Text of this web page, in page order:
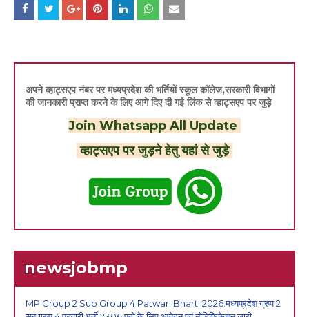
अपने व्हाट्सएप नंबर पर मध्यप्रदेश की भर्तियों स्कूल कॉलेज,सरकारी विभागों
की जानकारी प्राप्त करने के लिए आगे दिए दी गई लिंक से व्हाट्सएप पर जुड़े
Join Whatsapp All Update
व्हाट्सएप पर जुड़ने हेतु यहां से जुड़े
newsjobmp
MP Group 2 Sub Group 4 Patwari Bharti 2026:मध्यप्रदेश ग्रुप 2